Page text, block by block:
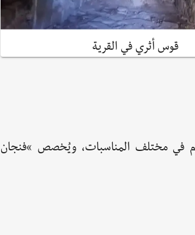
قوس أثري في القرية
في مختلف المناسبات، ويُخصص “فنجان